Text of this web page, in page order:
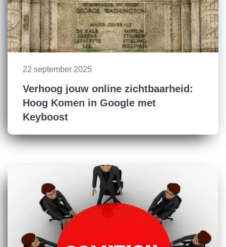
22 september 2025
Verhoog jouw online zichtbaarheid:
Hoog Komen in Google met
Keyboost